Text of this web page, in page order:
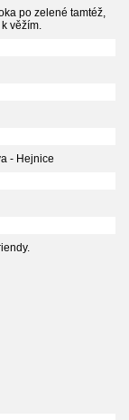
po zelené tamtéž,
věžím.
- Hejnice